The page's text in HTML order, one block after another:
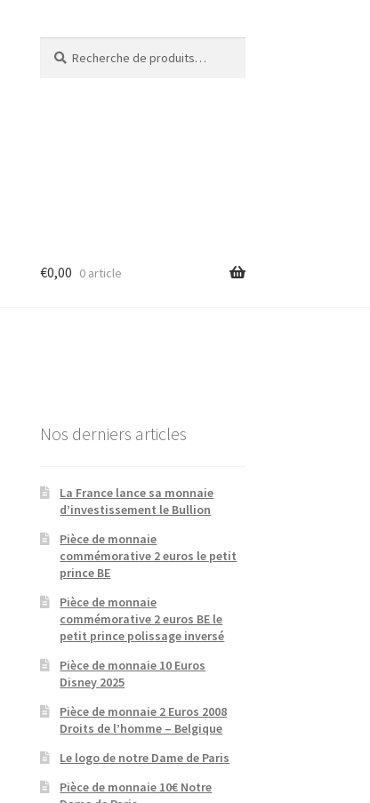
€0,00 0 article
Nos derniers articles
La France lance sa monnaie
d’investissement le Bullion
Pièce de monnaie
commémorative 2 euros le petit
prince BE
Pièce de monnaie
commémorative 2 euros BE le
petit prince polissage inversé
Pièce de monnaie 10 Euros
Disney 2025
Pièce de monnaie 2 Euros 2008
Droits de l’homme – Belgique
Le logo de notre Dame de Paris
Pièce de monnaie 10€ Notre